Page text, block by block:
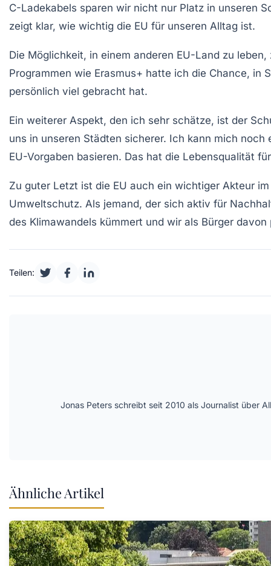
C-Ladekabels sparen wir nicht nur Platz in unseren
zeigt klar, wie wichtig die EU für unseren Alltag ist.
Die Möglichkeit, in einem anderen EU-Land zu
Programmen wie Erasmus+ hatte ich die Chance, in
persönlich viel gebracht hat.
Ein weiterer Aspekt, den ich sehr schätze, ist der
uns in unseren Städten sicherer. Ich kann mich
EU-Vorgaben basieren. Das hat die Lebensqualität
Zu guter Letzt ist die EU auch ein wichtiger Akteur
Umweltschutz. Als jemand, der sich aktiv für
des Klimawandels kümmert und wir als Bürger davon
Teilen:
Jonas Peters schreibt seit 2010 als Journalist über
Ähnliche Artikel